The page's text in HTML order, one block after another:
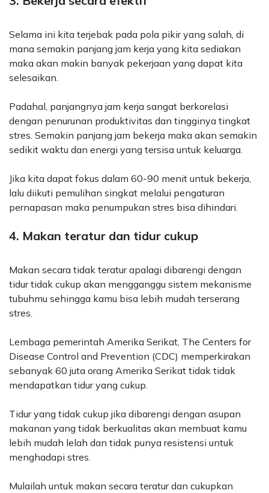
Selama ini kita terjebak pada pola pikir yang salah, di
mana semakin panjang jam kerja yang kita sediakan
maka akan makin banyak pekerjaan yang dapat kita
selesaikan.
Padahal, panjangnya jam kerja sangat berkorelasi
dengan penurunan produktivitas dan tingginya tingkat
stres. Semakin panjang jam bekerja maka akan semakin
sedikit waktu dan energi yang tersisa untuk keluarga.
Jika kita dapat fokus dalam 60-90 menit untuk bekerja,
lalu diikuti pemulihan singkat melalui pengaturan
pernapasan maka penumpukan stres bisa dihindari.
4. Makan teratur dan tidur cukup
Makan secara tidak teratur apalagi dibarengi dengan
tidur tidak cukup akan mengganggu sistem mekanisme
tubuhmu sehingga kamu bisa lebih mudah terserang
stres.
Lembaga pemerintah Amerika Serikat, The Centers for
Disease Control and Prevention (CDC) memperkirakan
sebanyak 60 juta orang Amerika Serikat tidak tidak
mendapatkan tidur yang cukup.
Tidur yang tidak cukup jika dibarengi dengan asupan
makanan yang tidak berkualitas akan membuat kamu
lebih mudah lelah dan tidak punya resistensi untuk
menghadapi stres.
Mulailah untuk makan secara teratur dan cukupkan